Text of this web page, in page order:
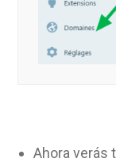
Ahora verás